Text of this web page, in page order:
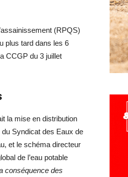
(RPQS)
plus tard dans les 6
CCGP du 3 juillet
la mise en distribution
Syndicat des Eaux de
et le schéma directeur
de l’eau potable
conséquence des